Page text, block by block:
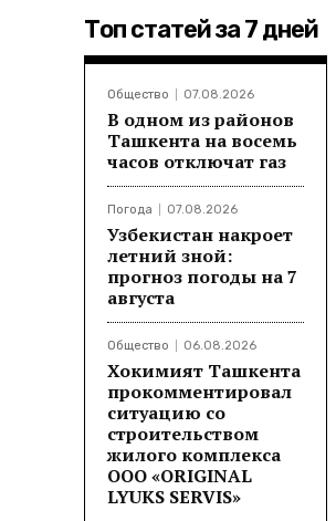
Топ статей за 7 дней
Общество 07.08.2026
В одном из районов
Ташкента на восемь
часов отключат газ
Погода 07.08.2026
Узбекистан накроет
летний зной:
прогноз погоды на 7
августа
Общество 06.08.2026
Хокимият Ташкента
прокомментировал
ситуацию со
строительством
жилого комплекса
ООО «ORIGINAL
LYUKS SERVIS»